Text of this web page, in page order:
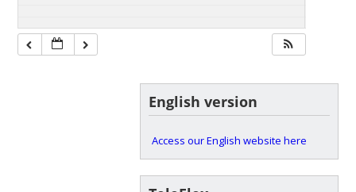
English version
Access our English website here